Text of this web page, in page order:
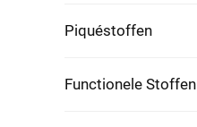
Piquéstoffen
Functionele Stoffen